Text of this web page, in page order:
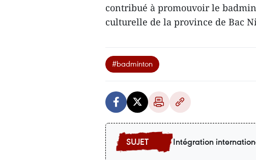
contribué à promouvoir le
culturelle de la province de Bac
#badminton
Intégration